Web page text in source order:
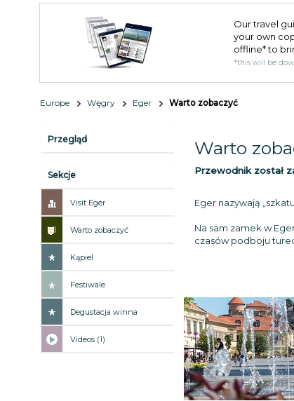
Our travel
your own
offline* to
*this will be
Europe Węgry Eger Warto zobaczyć
Przegląd
Sekcje
Visit Eger
Warto zobaczyć
Kąpiel
Festiwale
Degustacja winna
Videos (1)
Warto
Przewodnik został
Eger nazywają
Na sam zamek w
czasów podboju